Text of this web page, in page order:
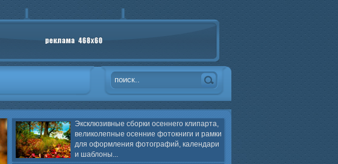
Эксклюзивные сборки осеннего клипарта,
великолепные осенние фотокниги и рамки
для оформления фотографий, календари
и шаблоны...